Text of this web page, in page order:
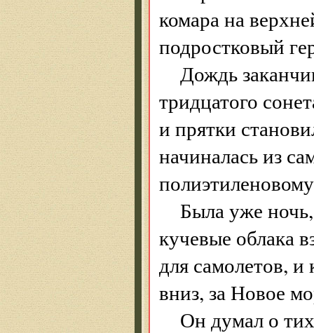
комара на
подростковый
Дождь
тридцатого
и прятки
начиналась из
Была уже
кучевые облака
для самолетов, и
вниз, за Новое
Он думал о